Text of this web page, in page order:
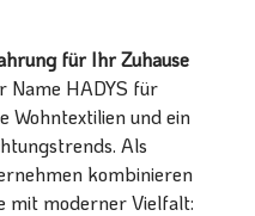
für Ihr Zuhause
Name HADYS für
Wohntextilien und ein
Als
kombinieren
mit moderner Vielfalt: